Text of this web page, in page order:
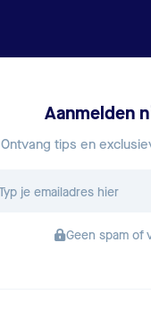
Aanmelden
Ontvang tips en
Geen spam of